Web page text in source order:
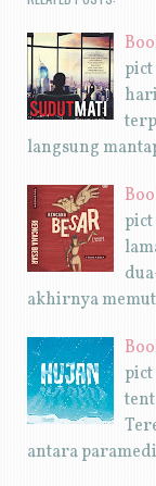
langsung
akhirnya
antara